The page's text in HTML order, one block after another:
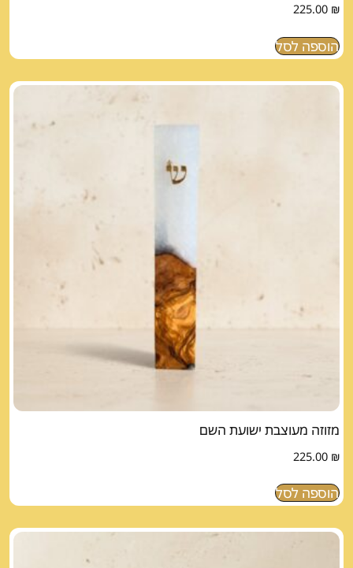
225.00 ₪
הוספה לסל
מזוזה מעוצבת ישועת השם
225.00 ₪
הוספה לסל